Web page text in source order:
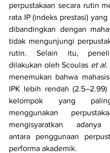
perpustakaan secara rutin
rata IP (indeks prestasi)
dibandingkan dengan
tidak mengunjungi
rutin. Selain itu,
dilakukan oleh Scoulas et al.
menemukan bahwa
IPK lebih rendah (2.5–2.99)
kelompok yang
menggunakan
mengisyaratkan adanya
antara penggunaan
performa akademik.